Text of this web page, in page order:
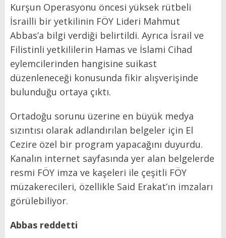
Kurşun Operasyonu öncesi yüksek rütbeli
İsrailli bir yetkilinin FÖY Lideri Mahmut
Abbas’a bilgi verdiği belirtildi. Ayrıca İsrail ve
Filistinli yetkililerin Hamas ve İslami Cihad
eylemcilerinden hangisine suikast
düzenleneceği konusunda fikir alışverişinde
bulunduğu ortaya çıktı.
Ortadoğu sorunu üzerine en büyük medya
sızıntısı olarak adlandırılan belgeler için El
Cezire özel bir program yapacağını duyurdu.
Kanalın internet sayfasında yer alan belgelerde
resmi FÖY imza ve kaşeleri ile çeşitli FÖY
müzakerecileri, özellikle Said Erakat’ın imzaları
görülebiliyor.
Abbas reddetti